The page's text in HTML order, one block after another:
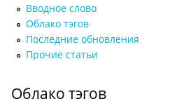
Вводное слово
Облако тэгов
Последние обновления
Прочие статьи
Облако тэгов